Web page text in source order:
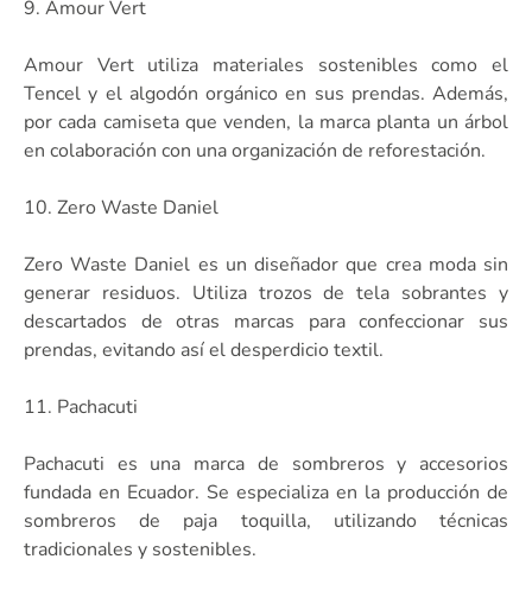
9. Amour Vert
Amour Vert utiliza materiales sostenibles como el
Tencel y el algodón orgánico en sus prendas. Además,
por cada camiseta que venden, la marca planta un árbol
en colaboración con una organización de reforestación.
10. Zero Waste Daniel
Zero Waste Daniel es un diseñador que crea moda sin
generar residuos. Utiliza trozos de tela sobrantes y
descartados de otras marcas para confeccionar sus
prendas, evitando así el desperdicio textil.
11. Pachacuti
Pachacuti es una marca de sombreros y accesorios
fundada en Ecuador. Se especializa en la producción de
sombreros de paja toquilla, utilizando técnicas
tradicionales y sostenibles.